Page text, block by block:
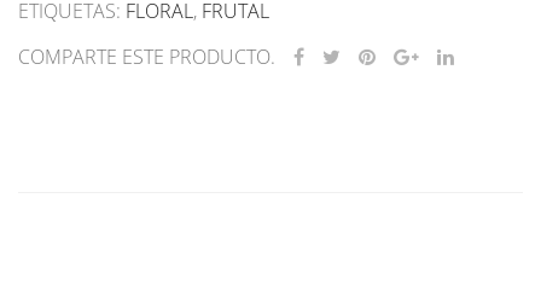
ETIQUETAS: FLORAL, FRUTAL
COMPARTE ESTE PRODUCTO.